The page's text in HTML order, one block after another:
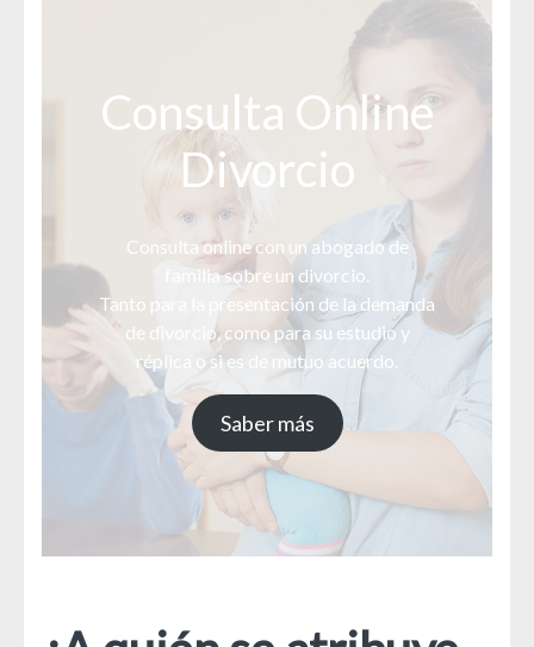
Consulta Online
Divorcio
Consulta online con un abogado de
familia sobre un divorcio.
Tanto para la presentación de la demanda
de divorcio, como para su estudio y
réplica o si es de mutuo acuerdo.
Saber más